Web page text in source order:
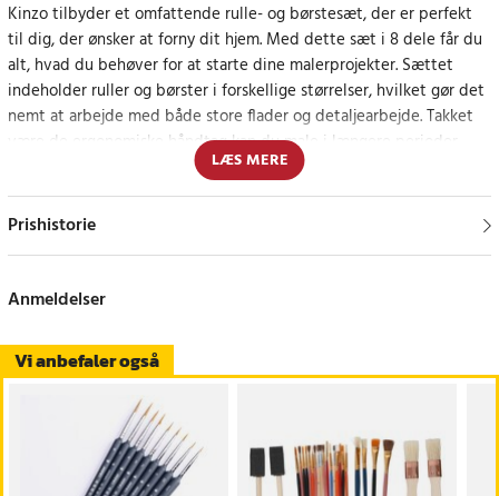
Kinzo tilbyder et omfattende rulle- og børstesæt, der er perfekt
til dig, der ønsker at forny dit hjem. Med dette sæt i 8 dele får du
alt, hvad du behøver for at starte dine malerprojekter. Sættet
indeholder ruller og børster i forskellige størrelser, hvilket gør det
nemt at arbejde med både store flader og detaljearbejde. Takket
være de ergonomiske håndtag kan du male i længere perioder
Perfekt til alle detaljer i dit malerprojekt
et møbel, giver Kinzos rulle- og børstesæt dig de værktøjer, du
professionel finish.
- Antal: 8 dele inklusive ruller og børster
Ergonomi: Komfortable håndtag til langvarig brug
- Anvendelse: Ideel til både brede streger og fine linjer
LÆS MERE
Prishistorie
Vi anbefaler også
Anmeldelser